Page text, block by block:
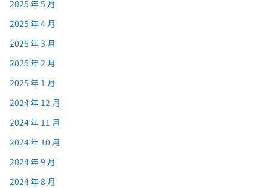
2025 年 5 月
2025 年 4 月
2025 年 3 月
2025 年 2 月
2025 年 1 月
2024 年 12 月
2024 年 11 月
2024 年 10 月
2024 年 9 月
2024 年 8 月